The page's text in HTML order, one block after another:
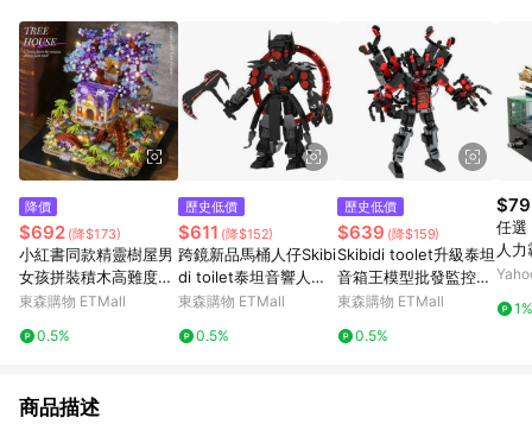
降價
$692 (降$173)
小紅書同款精靈樹屋男
女孩拼裝積木高難度巨
大型積木玩具生日禮物
東森購物 ETMall
0.5%
歷史低價
$611 (降$152)
跨鏡新品馬桶人仔Skibi
di toilet泰坦音響人電
視人監控人積木玩具
東森購物 ETMall
0.5%
歷史低價
$639 (降$159)
Skibidi toolet升級泰坦
音箱王模型批發監控人
馬桶人周邊玩具積木
東森購物 ETMall
0.5%
任選
人
保衛
1%
商品描述